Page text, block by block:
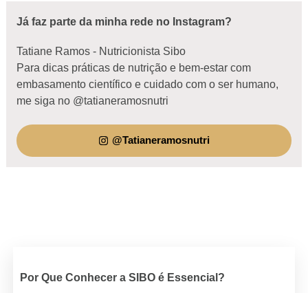
Já faz parte da minha rede no Instagram?
Tatiane Ramos - Nutricionista Sibo
Para dicas práticas de nutrição e bem-estar com
embasamento científico e cuidado com o ser humano,
me siga no @tatianeramosnutri
@Tatianeramosnutri
Por Que Conhecer a SIBO é Essencial?